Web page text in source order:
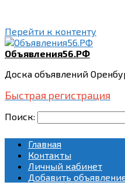
Перейти к контенту
Объявления56.РФ
Доска объявлений
Быстрая регистрация
Поиск:
Главная
Контакты
Личный кабинет
Добавить